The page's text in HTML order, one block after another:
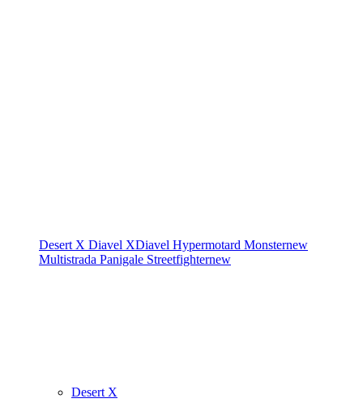
Desert X Diavel XDiavel Hypermotard Monsternew
Multistrada Panigale Streetfighternew
Desert X